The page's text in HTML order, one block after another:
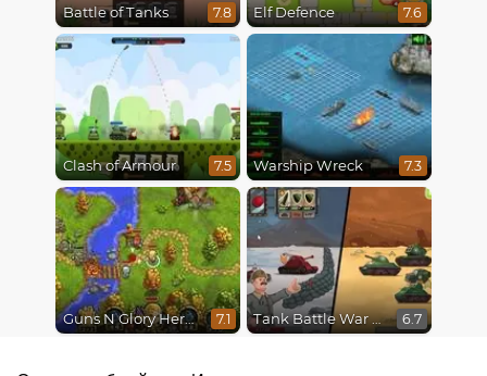
Battle of Tanks 7.8 Elf Defence 7.6
Clash of Armour 7.5 Warship Wreck 7.3
Guns N Glory Heroes 7.1 Tank Battle War Commander 6.7